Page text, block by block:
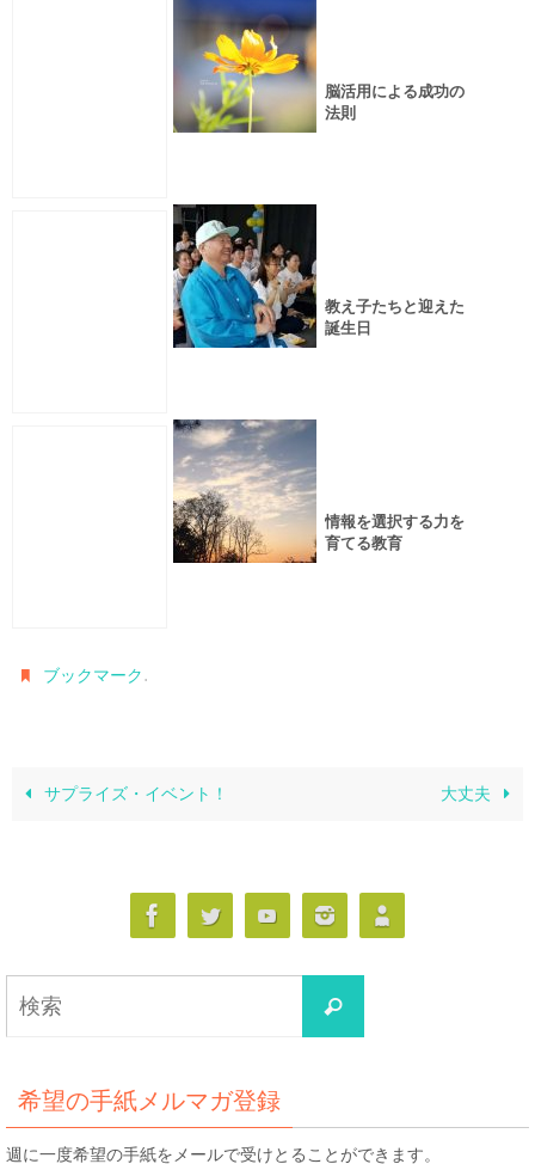
脳活用による成功の
法則
教え子たちと迎えた
誕生日
情報を選択する力を
育てる教育
ブックマーク.
サプライズ・イベント！ 大丈夫
検
索
希望の手紙メルマガ登録
週に一度希望の手紙をメールで受けとることができます。